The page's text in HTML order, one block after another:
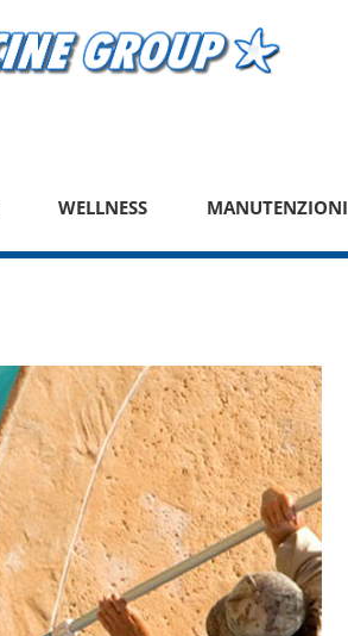
WELLNESS MANUTENZIONI